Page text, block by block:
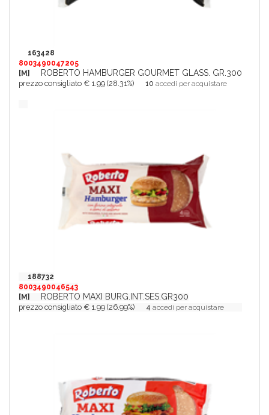
163428
8003490047205
[M]
ROBERTO HAMBURGER GOURMET GLASS. GR.300
prezzo consigliato € 1.99 (28.31%) 10 accedi per acquistare
188732
8003490046543
[M]
ROBERTO MAXI BURG.INT.SES.GR300
prezzo consigliato € 1.99 (26.99%) 4 accedi per acquistare